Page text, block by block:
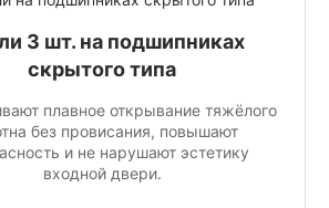
3 шт. на подшипниках
скрытого типа
плавное открывание тяжёлого
без провисания, повышают
и не нарушают эстетику
входной двери.